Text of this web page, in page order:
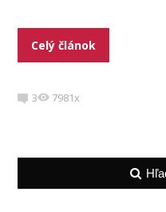
Celý článok
3 7981x